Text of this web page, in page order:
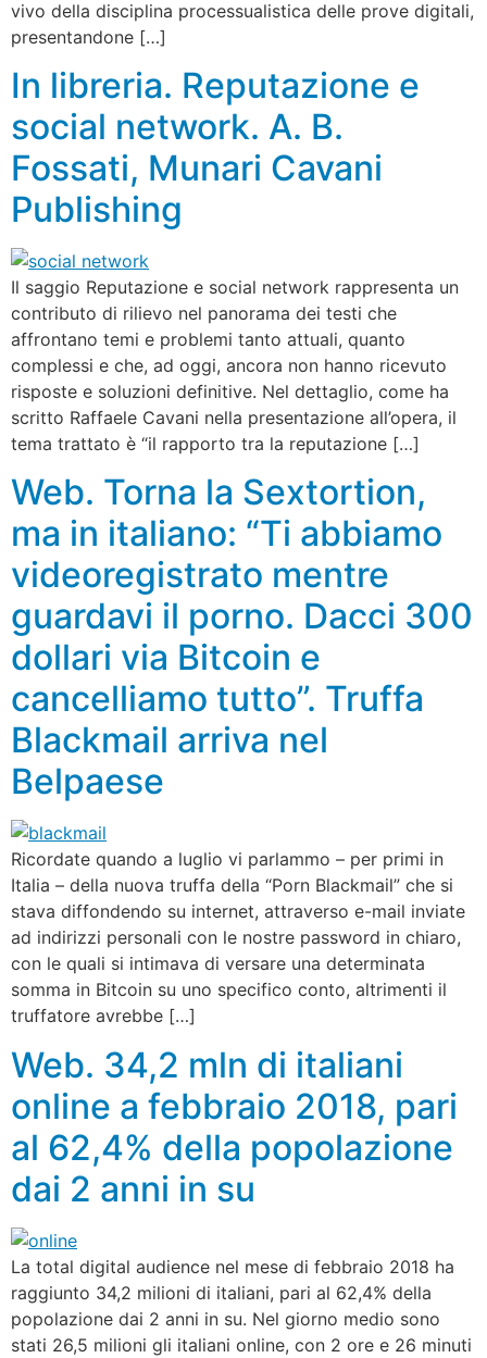
vivo della disciplina processualistica delle prove digitali,
presentandone […]
In libreria. Reputazione e
social network. A. B.
Fossati, Munari Cavani
Publishing
Il saggio Reputazione e social network rappresenta un
contributo di rilievo nel panorama dei testi che
affrontano temi e problemi tanto attuali, quanto
complessi e che, ad oggi, ancora non hanno ricevuto
risposte e soluzioni definitive. Nel dettaglio, come ha
scritto Raffaele Cavani nella presentazione all’opera, il
tema trattato è “il rapporto tra la reputazione […]
Web. Torna la Sextortion,
ma in italiano: “Ti abbiamo
videoregistrato mentre
guardavi il porno. Dacci 300
dollari via Bitcoin e
cancelliamo tutto”. Truffa
Blackmail arriva nel
Belpaese
Ricordate quando a luglio vi parlammo – per primi in
Italia – della nuova truffa della “Porn Blackmail” che si
stava diffondendo su internet, attraverso e-mail inviate
ad indirizzi personali con le nostre password in chiaro,
con le quali si intimava di versare una determinata
somma in Bitcoin su uno specifico conto, altrimenti il
truffatore avrebbe […]
Web. 34,2 mln di italiani
online a febbraio 2018, pari
al 62,4% della popolazione
dai 2 anni in su
La total digital audience nel mese di febbraio 2018 ha
raggiunto 34,2 milioni di italiani, pari al 62,4% della
popolazione dai 2 anni in su. Nel giorno medio sono
stati 26,5 milioni gli italiani online, con 2 ore e 26 minuti